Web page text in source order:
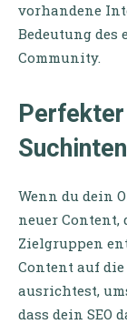
vorhandene
Bedeutung des
Community.
Wenn du dein
neuer
Zielgruppen
Content auf
ausrichtest,
dass dein SEO